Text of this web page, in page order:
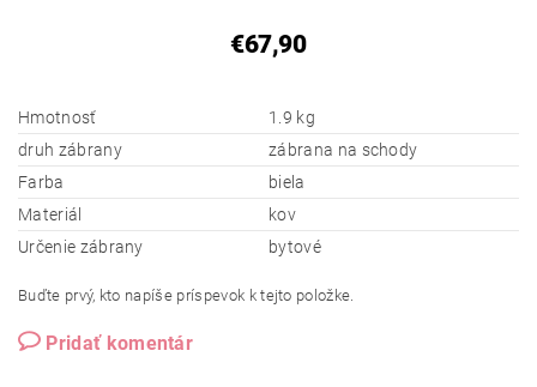
€67,90
Hmotnosť
1.9 kg
druh zábrany
zábrana na schody
Farba
biela
Materiál
kov
Určenie zábrany
bytové
Buďte prvý, kto napíše príspevok k tejto položke.
Pridať komentár